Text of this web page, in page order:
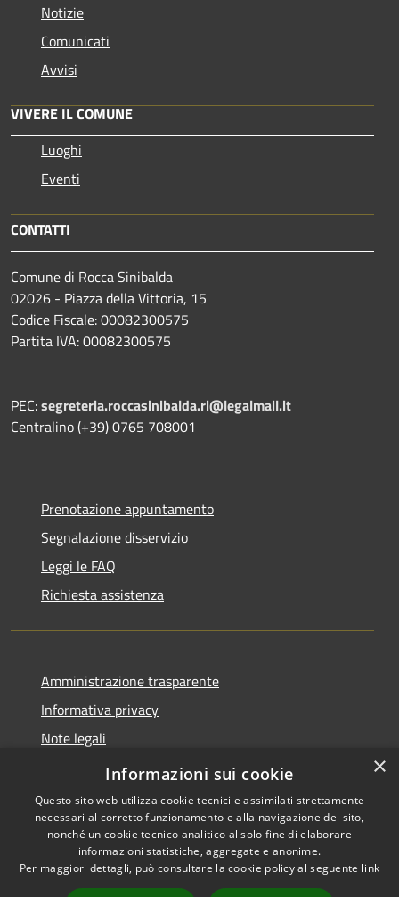
Notizie
Comunicati
Avvisi
VIVERE IL COMUNE
Luoghi
Eventi
CONTATTI
Comune di Rocca Sinibalda
02026 - Piazza della Vittoria, 15
Codice Fiscale: 00082300575
Partita IVA: 00082300575
PEC:segreteria.roccasinibalda.ri@legalmail.it
Centralino (+39) 0765 708001
Prenotazione appuntamento
Segnalazione disservizio
Leggi le FAQ
Richiesta assistenza
Amministrazione trasparente
Informativa privacy
Note legali
Dichiarazione di accessibilità
Accessibilità
Copyright © 2026 • Comune di
Rocca Sinibalda • Powered by
×
Informazioni sui cookie
Questo sito web utilizza cookie tecnici e assimilati strettamente
necessari al corretto funzionamento e alla navigazione del sito,
nonché un cookie tecnico analitico al solo fine di elaborare
informazioni statistiche, aggregate e anonime.
Per maggiori dettagli, può consultare la cookie policy al seguente link